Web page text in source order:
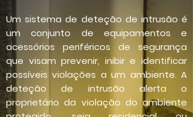
Um sistema de deteção de intrusão é
um conjunto de equipamentos e
acessórios periféricos de segurança
que visam prevenir, inibir e identificar
possíveis violações a um ambiente. A
deteção de intrusão alerta o
proprietário da violação do ambiente